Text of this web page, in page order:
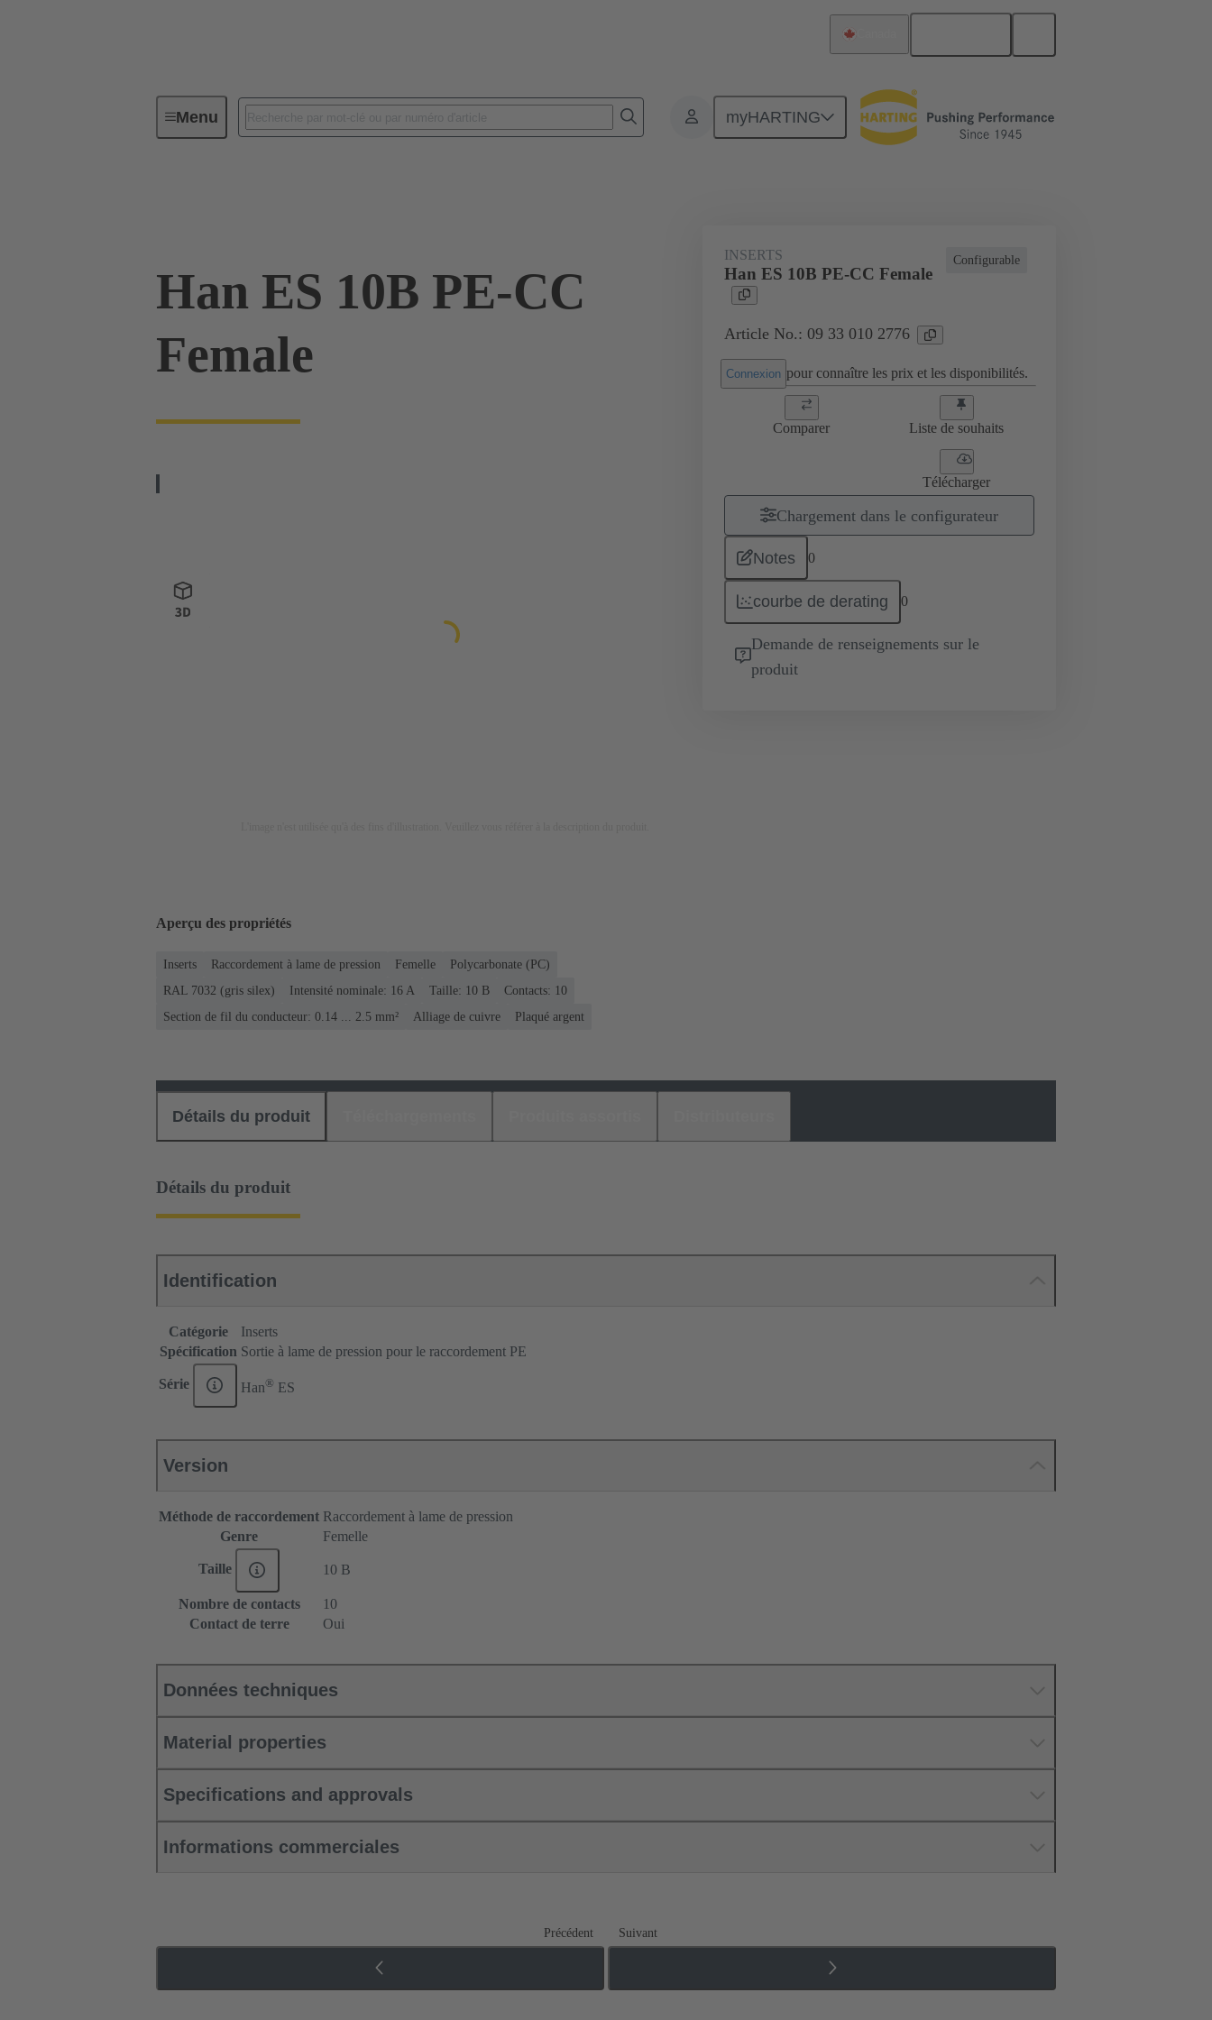
Menu myHARTING
Connecteurs industriels / Han® Inserts monobloc Pour applications industrielles
Han ES 10B PE-CC
Female
Configurable
INSERTS
Han ES 10B PE-CC Female
Article No.: 09 33 010 2776
Connexion pour connaître les prix et les disponibilités.
Comparer Liste de souhaits
Télécharger
Chargement dans le configurateur
Notes 0
courbe de derating 0
Demande de renseignements sur le
produit
Aperçu des propriétés
Inserts Raccordement à lame de pression Femelle
Polycarbonate (PC)
RAL 7032 (gris silex)
Intensité nominale: ‌16 A Taille: 10 B
Contacts: 10
Section de fil du conducteur: 0.14 ... 2.5 mm²
Alliage de cuivre Plaqué argent
Détails du produit
Détails du produit
Identification
Catégorie
Inserts
Spécification Sortie à lame de pression pour le raccordement PE
Série Han® ES
Version
Méthode de raccordement Raccordement à lame de pression
Genre
Femelle
Taille 10 B
Nombre de contacts
10
Contact de terre
Oui
Données techniques
Material properties
Specifications and approvals
Informations commerciales
Précédent Suivant